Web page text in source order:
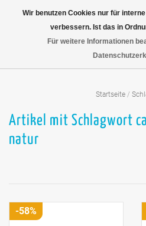
Startseite /
Artikel mit Schlagwort
natur
-58%
Wir benutzen Cookies nur für
verbessern. Ist das in
Für weitere Informationen